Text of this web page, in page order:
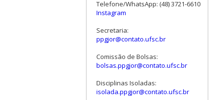
Telefone/WhatsApp: (48) 3721-6610
Instagram
Secretaria:
ppgjor@contato.ufsc.br
Comissão de Bolsas:
bolsas.ppgjor@contato.ufsc.br
Disciplinas Isoladas:
isolada.ppgjor@contato.ufsc.br